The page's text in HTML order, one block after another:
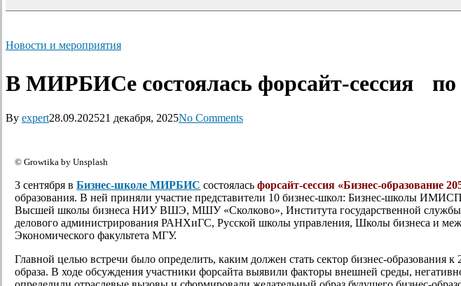
Новости и мероприятия
В МИРБИСе состоялась форсайт-сессия по
By expert28.09.202521 декабря, 2025No Comments
© Growtika by Unsplash
3 сентября вБизнес-школе МИРБИС состояласьфорсайт-сессия «Бизнес-образование
образования. В ней приняли участие представители 10 бизнес-школ: Бизнес-школы
Высшей школы бизнеса НИУ ВШЭ, МШУ «Сколково», Института государственной
делового администрирования РАНХиГС, Русской школы управления, Школы бизнеса и
Экономического факультета МГУ.
Главной целью встречи было определить, каким должен стать сектор бизнес-образования
образа. В ходе обсуждения участники форсайта выявили факторы внешней среды,